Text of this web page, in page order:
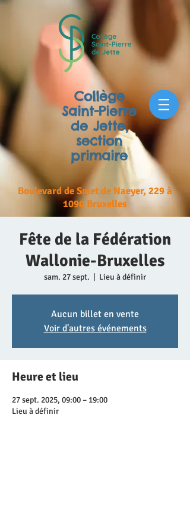
Collège
Saint-Pierre
de Jette,
section
primaire
Boulevard de Smet de Naeyer, 229 à
1090 Bruxelles
Fête de la Fédération
Wallonie-Bruxelles
sam. 27 sept. Lieu à définir
Aucun billet en vente
Voir d'autres événements
Heure et lieu
27 sept. 2025, 09:00 – 19:00
Lieu à définir